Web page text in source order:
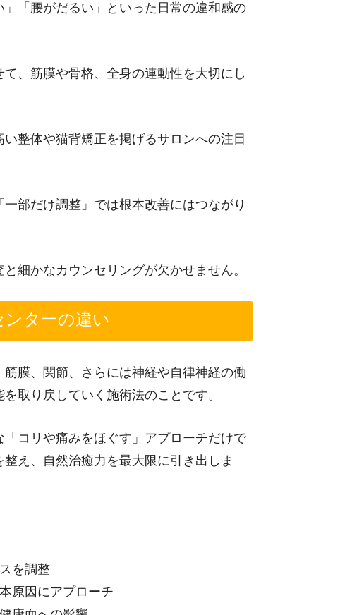
」「腰がだるい」といった日常の違和感の
、筋膜や骨格、全身の連動性を大切にし
整体や猫背矯正を掲げるサロンへの注目
部だけ調整」では根本改善にはつながり
細かなカウンセリングが欠かせません。
ンターの違い
膜、関節、さらには神経や自律神経の働
取り戻していく施術法のことです。
コリや痛みをほぐす」アプローチだけで
え、自然治癒力を最大限に引き出しま
を調整
原因にアプローチ